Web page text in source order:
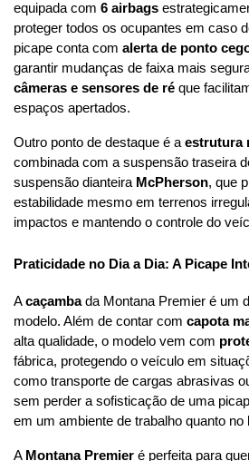
equipada com 6 airbags
proteger todos os ocupantes em caso
picape conta com alerta de ponto
câmeras e sensores de ré que
espaços apertados.
Outro ponto de destaque é a estrutura
combinada com a suspensão traseira
suspensão dianteira McPherson, que
estabilidade mesmo em terrenos
impactos e mantendo o controle do
Praticidade no Dia a Dia: A Picape
A caçamba da Montana Premier é um
modelo. Além de contar com capota
alta qualidade, o modelo vem com
fábrica, protegendo o veículo em
como transporte de cargas abrasivas
sem perder a sofisticação de uma
em um ambiente de trabalho quanto no
A Montana Premier é perfeita para